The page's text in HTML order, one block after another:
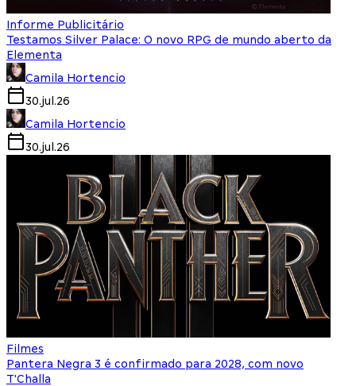
Informe Publicitário
Testamos Silver Palace: O novo RPG de mundo aberto da
Elementa
Camila Hortencio
30.jul.26
Camila Hortencio
30.jul.26
Filmes
Pantera Negra 3 é confirmado para 2028, com novo
T'Challa